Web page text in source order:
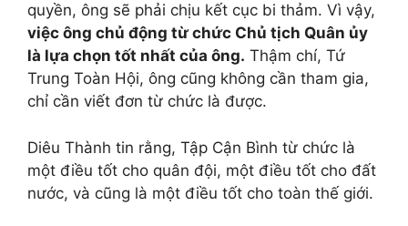
quyền, ông sẽ phải chịu kết cục bi thảm. Vì vậy,
việc ông chủ động từ chức Chủ tịch Quân ủy
là lựa chọn tốt nhất của ông. Thậm chí, Tứ
Trung Toàn Hội, ông cũng không cần tham gia,
chỉ cần viết đơn từ chức là được.
Diêu Thành tin rằng, Tập Cận Bình từ chức là
một điều tốt cho quân đội, một điều tốt cho đất
nước, và cũng là một điều tốt cho toàn thế giới.